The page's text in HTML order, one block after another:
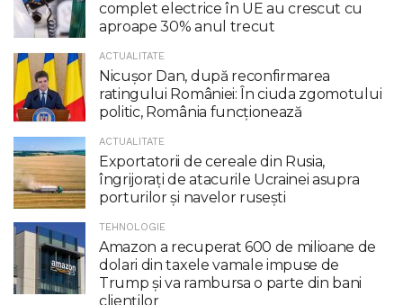
complet electrice în UE au crescut cu
aproape 30% anul trecut
ACTUALITATE
Nicuşor Dan, după reconfirmarea
ratingului României: În ciuda zgomotului
politic, România funcţionează
ACTUALITATE
Exportatorii de cereale din Rusia,
îngrijorați de atacurile Ucrainei asupra
porturilor și navelor rusești
TEHNOLOGIE
Amazon a recuperat 600 de milioane de
dolari din taxele vamale impuse de
Trump şi va rambursa o parte din bani
clienţilor